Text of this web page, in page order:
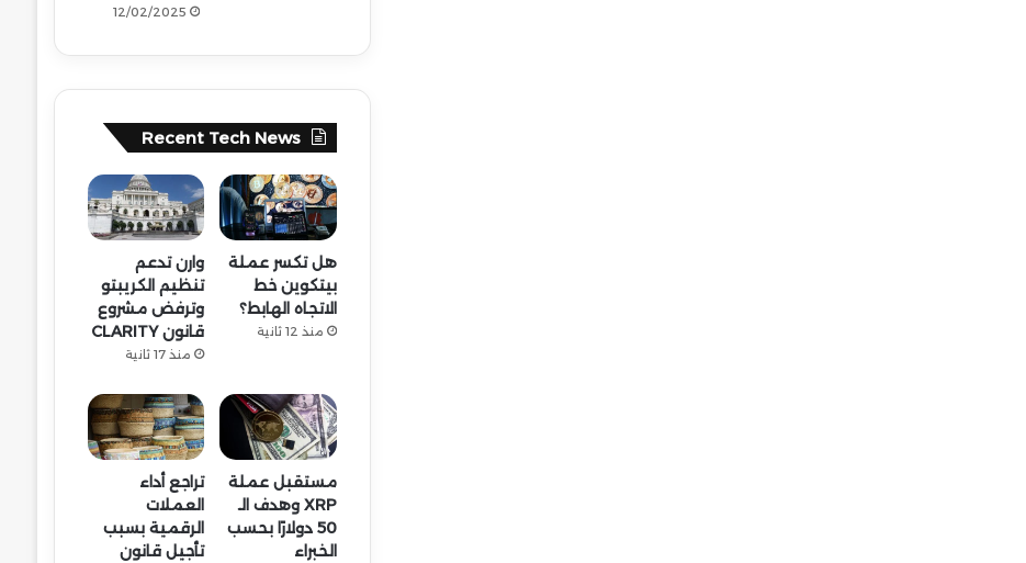
12/02/2025
Recent Tech News
هل تكسر عملة
بيتكوين خط
الاتجاه الهابط؟
منذ 12 ثانية
وارن تدعم
تنظيم الكريبتو
وترفض مشروع
قانون CLARITY
منذ 17 ثانية
مستقبل عملة
XRP وهدف الـ
50 دولارًا بحسب
الخبراء
تراجع أداء
العملات
الرقمية بسبب
تأجيل قانون